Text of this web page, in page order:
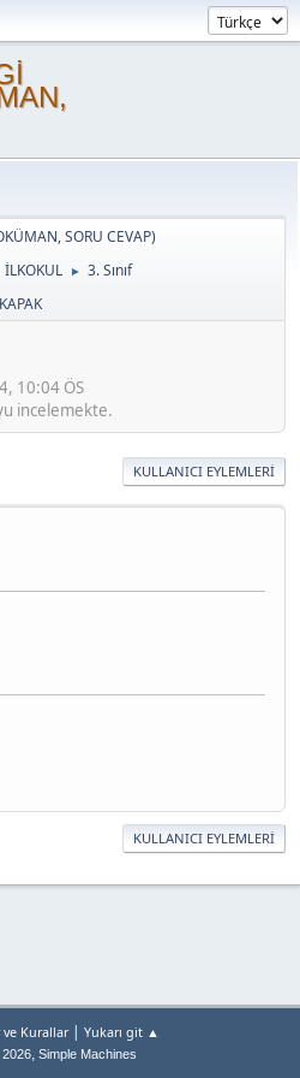
SORU CEVAP)
İLKOKUL ► 3. Sınıf
KAPAK
10:04 ÖS
incelemekte.
KULLANICI EYLEMLERI
KULLANICI EYLEMLERI
ve Kurallar| Yukarı git ▲
, Simple Machines